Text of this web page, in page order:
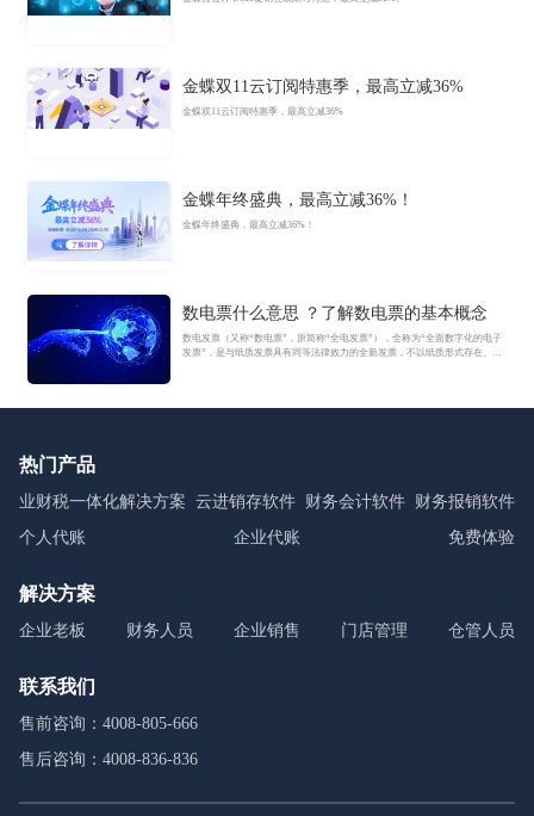
金蝶双11云订阅特惠季，最高立减36%
金蝶双11云订阅特惠季，最高立减36%
金蝶年终盛典，最高立减36%！
金蝶年终盛典，最高立减36%！
数电票什么意思 ？了解数电票的基本概念
数电发票（又称“数电票”，原简称“全电发票”），全称为“全面数字化的电子
发票”，是与纸质发票具有同等法律效力的全新发票，不以纸质形式存在、不
热门产品
业财税一体化解决方案 云进销存软件 财务会计软件 财务报销软件
个人代账
企业代账 免费体验
解决方案
企业老板 财务人员 企业销售 门店管理 仓管人员
联系我们
售前咨询：4008-805-666
售后咨询：4008-836-836